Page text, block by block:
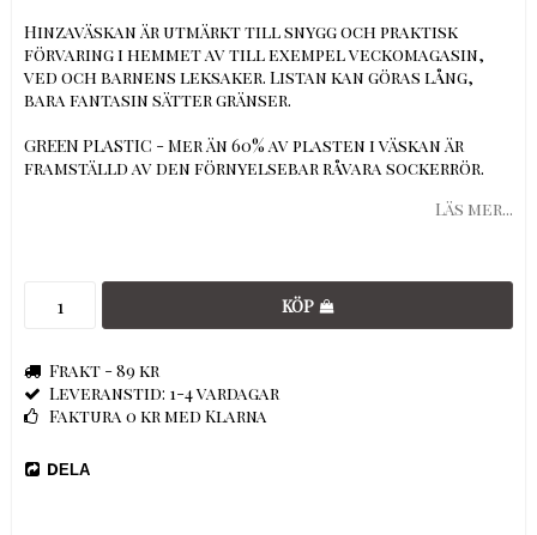
Hinzaväskan är utmärkt till snygg och praktisk
förvaring i hemmet av till exempel veckomagasin,
ved och barnens leksaker. Listan kan göras lång,
bara fantasin sätter gränser.
GREEN PLASTIC - Mer än 60% av plasten i väskan är
framställd av den förnyelsebar råvara sockerrör.
Läs mer...
KÖP
Frakt - 89 kr
Leveranstid: 1-4 vardagar
Faktura 0 kr med Klarna
DELA